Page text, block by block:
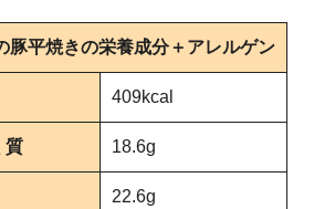
豚平焼きの栄養成分＋アレルゲン
409kcal
質 18.6g
22.6g